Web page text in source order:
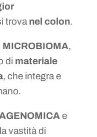
trova nel colon.
MICROBIOMA,
di materiale
, che integra e
e
vastità di